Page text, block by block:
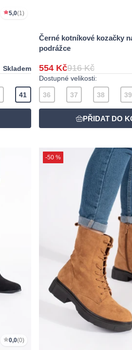
5,0(1)
Skladem
41
Černé kotníkové kozačky
podrážce
554 Kč916 Kč
Dostupné velikosti:
36 37 38 39
0,0(0)
-50 %